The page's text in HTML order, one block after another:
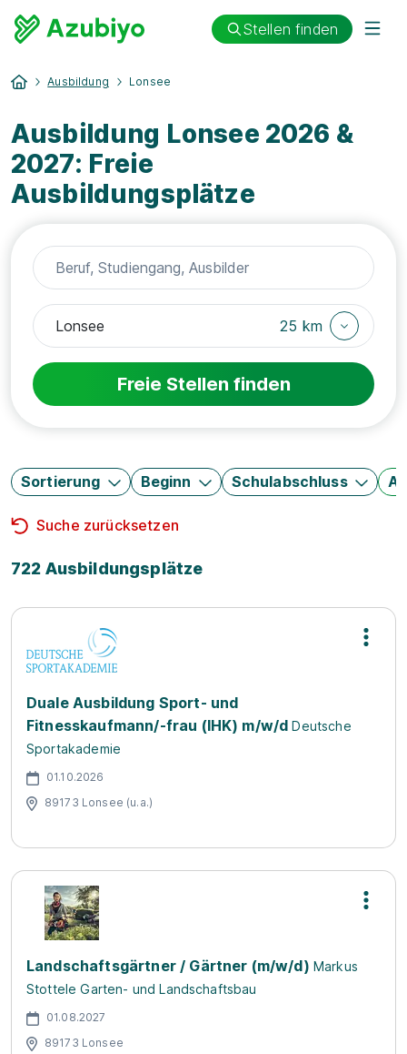
Stellen finden
Ausbildung Lonsee
Ausbildung Lonsee 2026 &
2027: Freie
Ausbildungsplätze
25 km
Freie Stellen finden
Sortierung Beginn Schulabschluss
Suche zurücksetzen
722 Ausbildungsplätze
Duale Ausbildung Sport- und
Fitnesskaufmann/-frau (IHK) m/w/d Deutsche
Sportakademie
01.10.2026
89173 Lonsee (u.a.)
Landschaftsgärtner / Gärtner (m/w/d) Markus
Stottele Garten- und Landschaftsbau
01.08.2027
89173 Lonsee